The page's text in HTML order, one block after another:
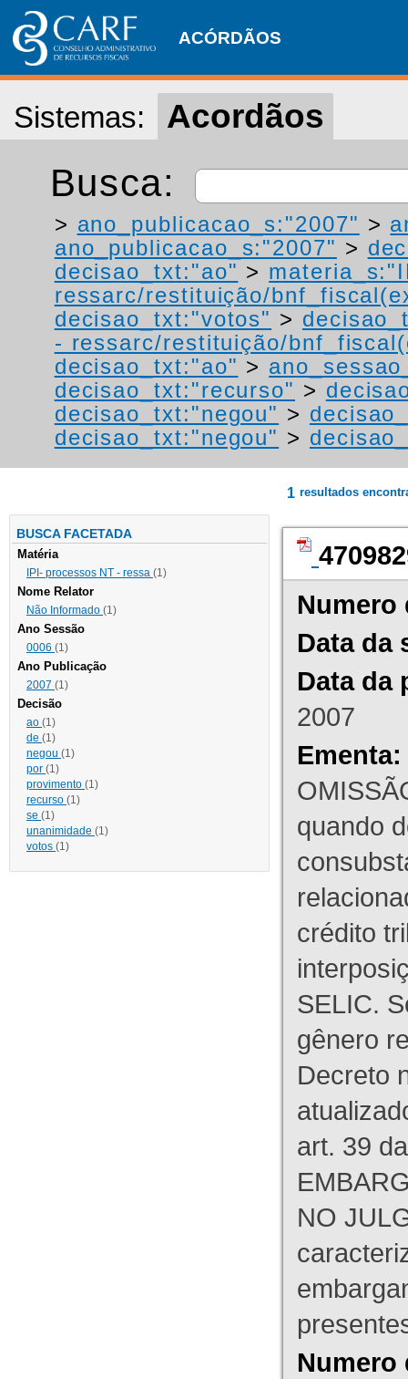
ACÓRDÃOS
Sistemas: Acordãos
Busca:
> ano_publicacao_s:"2007" >
ano_publicacao_s:"2007" >
decisao_txt:"ao" >
ressarc/restituição/
decisao_txt:"votos" >
- ressarc/restituição/
decisao_txt:"ao" >
decisao_txt:"recurso" >
decisao_txt:"negou" >
decisao_txt:"negou" >
BUSCA FACETADA
Matéria
IPI- processos NT - ressa (1)
Nome Relator
Não Informado (1)
Ano Sessão
0006 (1)
Ano Publicação
2007 (1)
Decisão
ao (1)
de (1)
negou (1)
por (1)
provimento (1)
recurso (1)
se (1)
unanimidade (1)
votos (1)
1 resultados
Numero
Data da
Data da
2007
Ementa:
quando
crédito
SELIC.
gênero
Decreto
art. 39
NO
Numero